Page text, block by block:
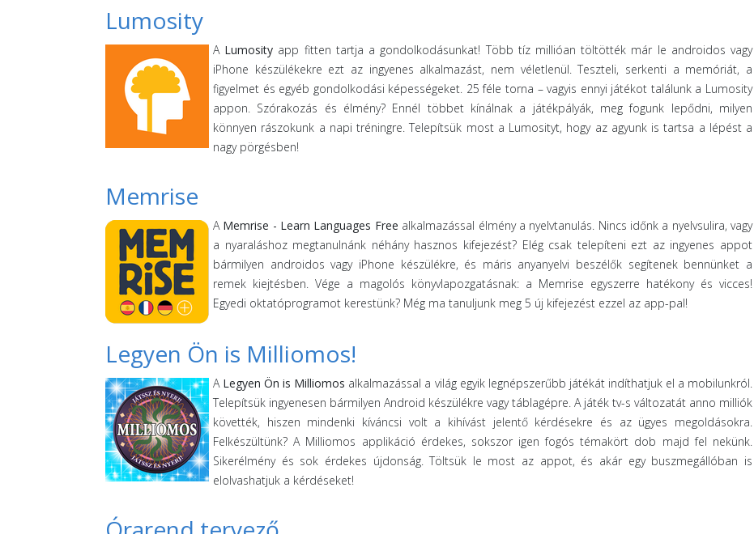
Lumosity
A Lumosity app fitten tartja a gondolkodásunkat! Több tíz millióan töltötték már le androidos vagy
iPhone készülékekre ezt az ingyenes alkalmazást, nem véletlenül. Teszteli, serkenti a memóriát, a
figyelmet és egyéb gondolkodási képességeket. 25 féle torna – vagyis ennyi játékot találunk a Lumosity
appon. Szórakozás és élmény? Ennél többet kínálnak a játékpályák, meg fogunk lepődni, milyen
könnyen rászokunk a napi tréningre. Telepítsük most a Lumosityt, hogy az agyunk is tartsa a lépést a
nagy pörgésben!
Memrise
A Memrise - Learn Languages Free alkalmazással élmény a nyelvtanulás. Nincs időnk a nyelvsulira, vagy
a nyaraláshoz megtanulnánk néhány hasznos kifejezést? Elég csak telepíteni ezt az ingyenes appot
bármilyen androidos vagy iPhone készülékre, és máris anyanyelvi beszélők segítenek bennünket a
remek kiejtésben. Vége a magolós könyvlapozgatásnak: a Memrise egyszerre hatékony és vicces!
Egyedi oktatóprogramot kerestünk? Még ma tanuljunk meg 5 új kifejezést ezzel az app-pal!
Legyen Ön is Milliomos!
A Legyen Ön is Milliomos alkalmazással a világ egyik legnépszerűbb játékát indíthatjuk el a mobilunkról.
Telepítsük ingyenesen bármilyen Android készülékre vagy táblagépre. A játék tv-s változatát anno milliók
követték, hiszen mindenki kíváncsi volt a kihívást jelentő kérdésekre és az ügyes megoldásokra.
Felkészültünk? A Milliomos applikáció érdekes, sokszor igen fogós témakört dob majd fel nekünk.
Sikerélmény és sok érdekes újdonság. Töltsük le most az appot, és akár egy buszmegállóban is
elolvashatjuk a kérdéseket!